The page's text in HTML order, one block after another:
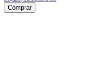
Comprar